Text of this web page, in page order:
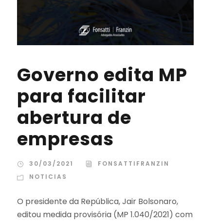
Governo edita MP
para facilitar
abertura de
empresas
30/03/2021
FONSATTIFRANZIN
NOTICIAS
O presidente da República, Jair Bolsonaro,
editou medida provisória (MP 1.040/2021) com